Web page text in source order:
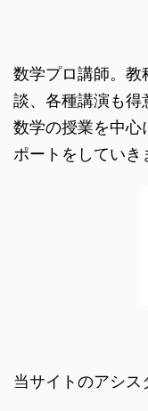
数学プロ講師。教
談、各種講演も得
数学の授業を中心
ポートをしていき
当サイトのアシス